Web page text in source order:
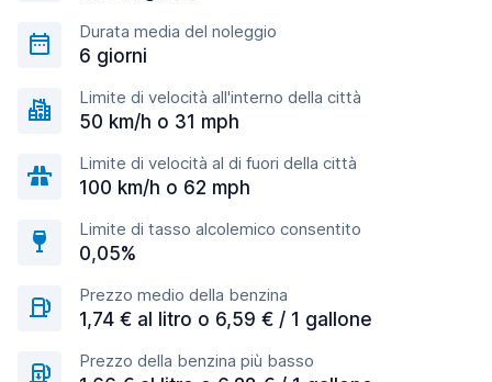
Durata media del noleggio
6 giorni
Limite di velocità all'interno della città
50 km/h o 31 mph
Limite di velocità al di fuori della città
100 km/h o 62 mph
Limite di tasso alcolemico consentito
0,05%
Prezzo medio della benzina
1,74 € al litro o 6,59 € / 1 gallone
Prezzo della benzina più basso